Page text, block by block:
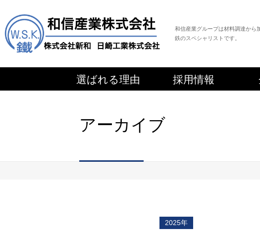
和信産業グループは材料調達から
鉄のスペシャリストです。
選ばれる理由 採用情報
アーカイブ
2025年